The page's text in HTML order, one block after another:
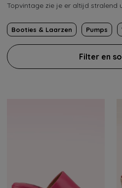
Topvintage zie je er altijd stralend
Booties & Laarzen Pumps
Filter en